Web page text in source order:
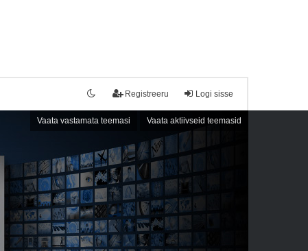
Logi sisse
Registreeru
Vaata vastamata teemasi Vaata aktiivseid teemasid